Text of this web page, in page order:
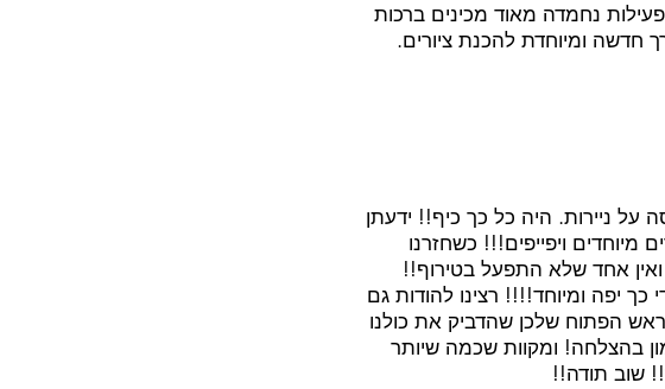
נחמדה מאוד מכינים ברכות
חדשה ומיוחדת להכנת ציורים.
על ניירות. היה כל כך כיף!! ידעתן
מיוחדים ויפייפים!!! כשחזרנו
אחד שלא התפעל בטירוף!!
יפה ומיוחד!!!! רצינו להודות גם
הפתוח שלכן שהדביק את כולנו
בהצלחה! ומקוות שכמה שיותר
שוב תודה!!